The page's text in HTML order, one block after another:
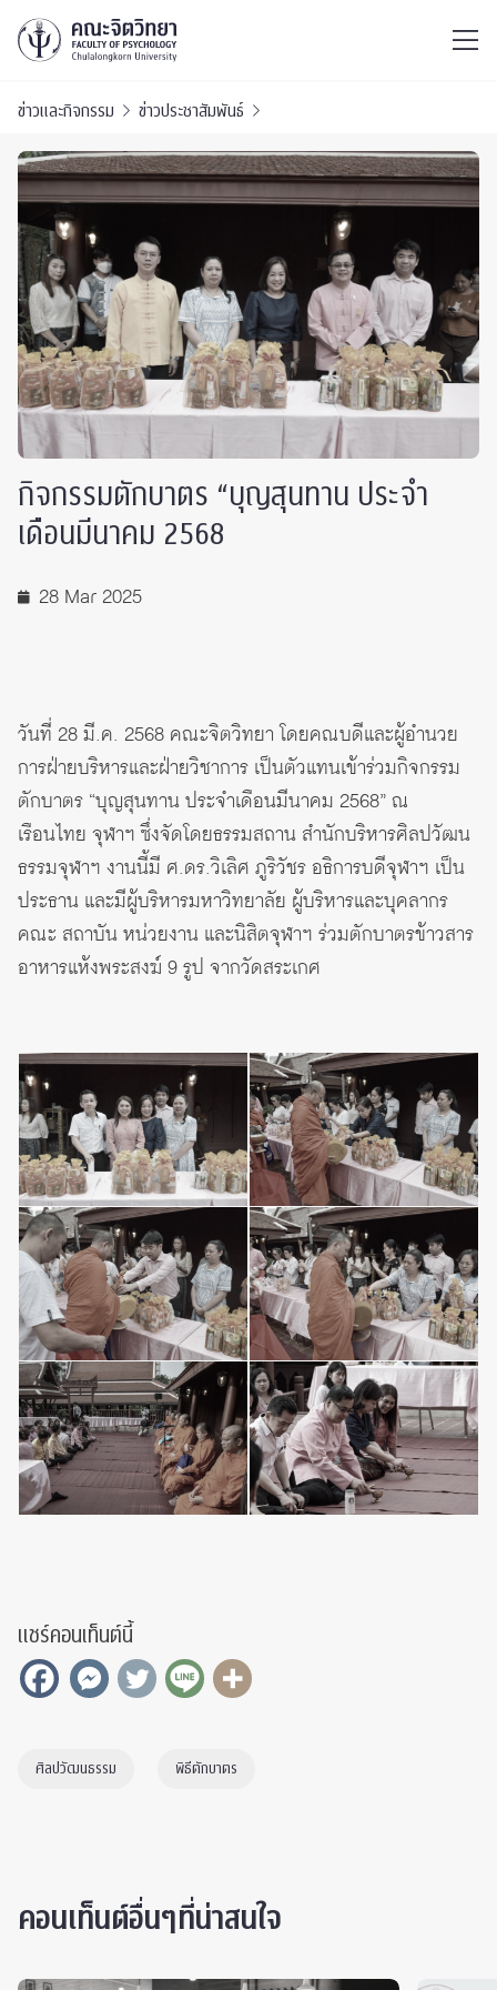
ข่าวและกิจกรรม ข่าวประชาสัมพันธ์
กิจกรรมตักบาตร “บุญสุนทาน ประจำ
เดือนมีนาคม 2568
28 Mar 2025
วันที่ 28 มี.ค. 2568 คณะจิตวิทยา โดยคณบดีและผู้อำนวย
การฝ่ายบริหารและฝ่ายวิชาการ เป็นตัวแทนเข้าร่วมกิจกรรม
ตักบาตร “บุญสุนทาน ประจำเดือนมีนาคม 2568” ณ
เรือนไทย จุฬาฯ ซึ่งจัดโดยธรรมสถาน สำนักบริหารศิลปวัฒน
ธรรมจุฬาฯ งานนี้มี ศ.ดร.วิเลิศ ภูริวัชร อธิการบดีจุฬาฯ เป็น
ประธาน และมีผู้บริหารมหาวิทยาลัย ผู้บริหารและบุคลากร
คณะ สถาบัน หน่วยงาน และนิสิตจุฬาฯ ร่วมตักบาตรข้าวสาร
อาหารแห้งพระสงฆ์ 9 รูป จากวัดสระเกศ
แชร์คอนเท็นต์นี้
ศิลปวัฒนธรรม พิธีตักบาตร
คอนเท็นต์อื่นๆที่น่าสนใจ